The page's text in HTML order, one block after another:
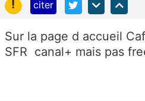
! citer
Sur la page d accueil
SFR canal+ mais pas